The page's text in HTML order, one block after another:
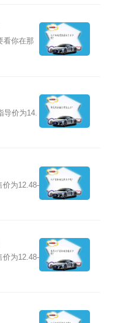
看你在那
导价为14.
价为12.48-
价为12.48-